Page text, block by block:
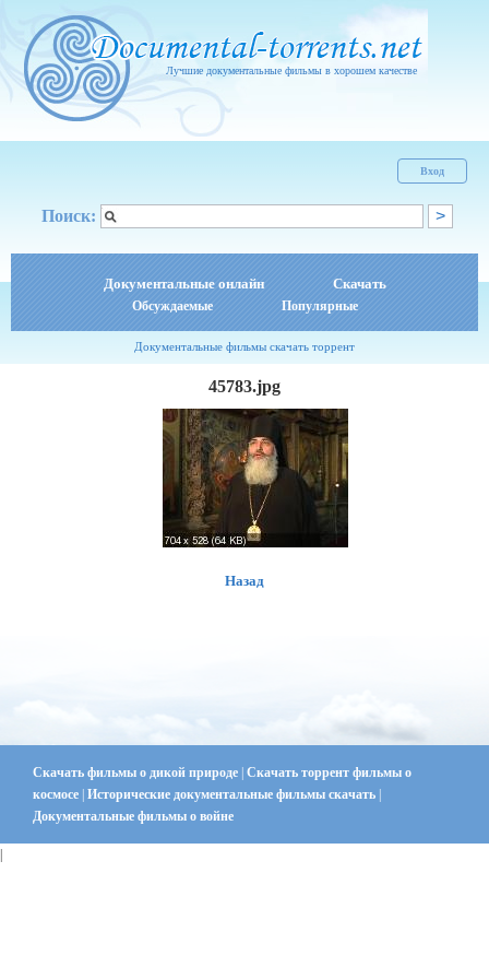
Лучшие документальные фильмы в хорошем качестве
Вход
Поиск:
Документальные онлайн Скачать
Обсуждаемые Популярные
Документальные фильмы скачать торрент
45783.jpg
Назад
Скачать фильмы о дикой природе | Скачать торрент фильмы о
космосе | Исторические документальные фильмы скачать |
Документальные фильмы о войне
|